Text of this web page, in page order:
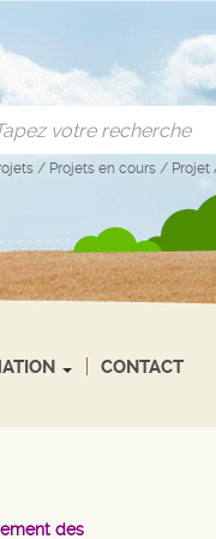
/ Projets en cours / Projet
CONTACT
des